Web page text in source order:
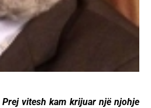
vitesh kam krijuar një njohje